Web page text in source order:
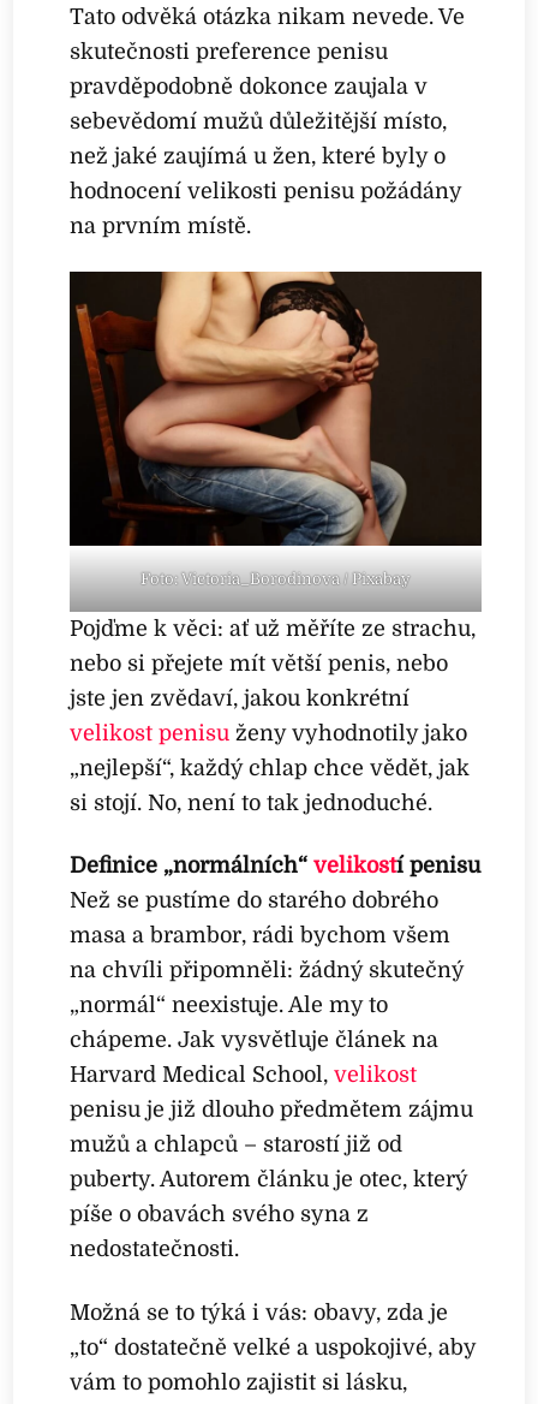
Tato odvěká otázka nikam nevede. Ve
skutečnosti preference penisu
pravděpodobně dokonce zaujala v
sebevědomí mužů důležitější místo,
než jaké zaujímá u žen, které byly o
hodnocení velikosti penisu požádány
na prvním místě.
Foto: Victoria_Borodinova / Pixabay
Pojďme k věci: ať už měříte ze strachu,
nebo si přejete mít větší penis, nebo
jste jen zvědaví, jakou konkrétní
velikost penisu ženy vyhodnotily jako
„nejlepší“, každý chlap chce vědět, jak
si stojí. No, není to tak jednoduché.
Definice „normálních“velikostí penisu
Než se pustíme do starého dobrého
masa a brambor, rádi bychom všem
na chvíli připomněli: žádný skutečný
„normál“ neexistuje. Ale my to
chápeme. Jak vysvětluje článek na
Harvard Medical School,velikost
penisu je již dlouho předmětem zájmu
mužů a chlapců – starostí již od
puberty. Autorem článku je otec, který
píše o obavách svého syna z
nedostatečnosti.
Možná se to týká i vás: obavy, zda je
„to“ dostatečně velké a uspokojivé, aby
vám to pomohlo zajistit si lásku,